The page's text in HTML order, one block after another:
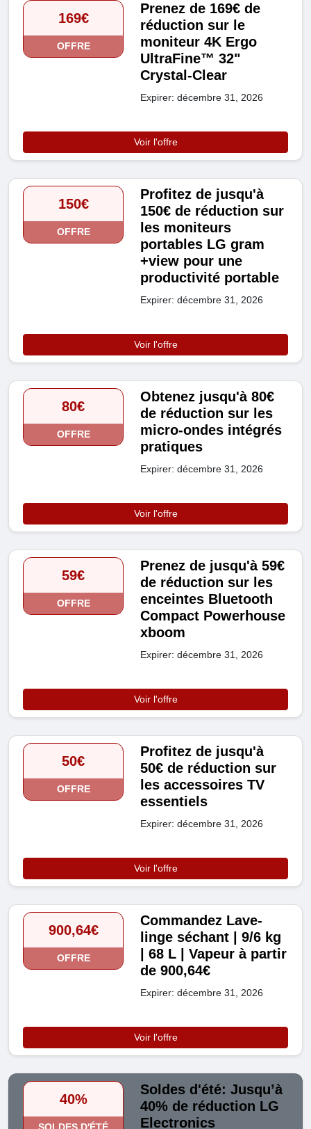
169€
OFFRE
Prenez de 169€ de
réduction sur le
moniteur 4K Ergo
UltraFine™ 32"
Crystal-Clear
Expirer: décembre 31, 2026
Voir l'offre
150€
OFFRE
Profitez de jusqu'à
150€ de réduction sur
les moniteurs
portables LG gram
+view pour une
productivité portable
Expirer: décembre 31, 2026
Voir l'offre
80€
OFFRE
Obtenez jusqu'à 80€
de réduction sur les
micro-ondes intégrés
pratiques
Expirer: décembre 31, 2026
Voir l'offre
59€
OFFRE
Prenez de jusqu'à 59€
de réduction sur les
enceintes Bluetooth
Compact Powerhouse
xboom
Expirer: décembre 31, 2026
Voir l'offre
50€
OFFRE
Profitez de jusqu'à
50€ de réduction sur
les accessoires TV
essentiels
Expirer: décembre 31, 2026
Voir l'offre
900,64€
OFFRE
Commandez Lave-
linge séchant | 9/6 kg
| 68 L | Vapeur à partir
de 900,64€
Expirer: décembre 31, 2026
Voir l'offre
40%
Soldes d'été: Jusqu’à
40% de réduction LG
Electronics